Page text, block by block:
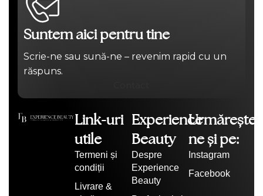
Suntem aici pentru tine
Scrie-ne sau sună-ne – revenim rapid cu un
răspuns.
Link-uri
utile
Termeni și
condiții
Livrare &
Experience
Beauty
Despre
Experience
Beauty
Urmărește-
ne și pe:
Instagram
Facebook